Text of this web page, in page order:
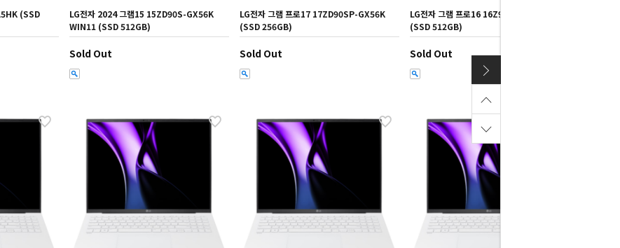
(SSD
LG전자 2024 그램15 15ZD90S-GX56K
WIN11 (SSD 512GB)
Sold Out
LG전자 그램 프로17 17ZD90SP-GX56K
(SSD 256GB)
Sold Out
LG전자 그램 프로16 16Z90SP-KAOWK
(SSD 512GB)
Sold Out